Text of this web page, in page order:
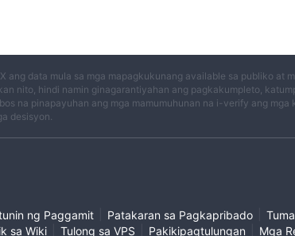
ang data mula sa mga mapagkukunang available sa publiko at
nito, hindi namin ginagarantiyahan ang pagkakumpleto,
na pinapayuhan ang mga mamumuhunan na i-verify ang
desisyon.
ng Paggamit Patakaran sa Pagkapribado
sa Wiki Tulong sa VPS Pakikipagtulungan Mga